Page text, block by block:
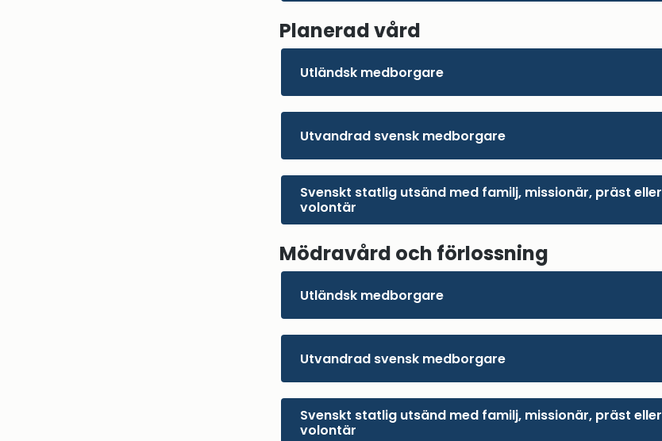
Planerad vård
Utländsk medborgare
Utvandrad svensk medborgare
Svenskt statlig utsänd med familj, missionär, präst eller
volontär
Mödravård och förlossning
Utländsk medborgare
Utvandrad svensk medborgare
Svenskt statlig utsänd med familj, missionär, präst eller
volontär